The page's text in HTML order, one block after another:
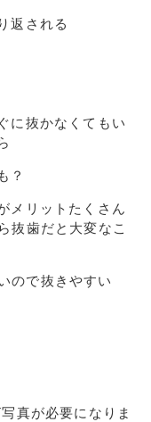
返される
に抜かなくてもい
？
メリットたくさん
抜歯だと大変なこ
ので抜きやすい
真が必要になりま